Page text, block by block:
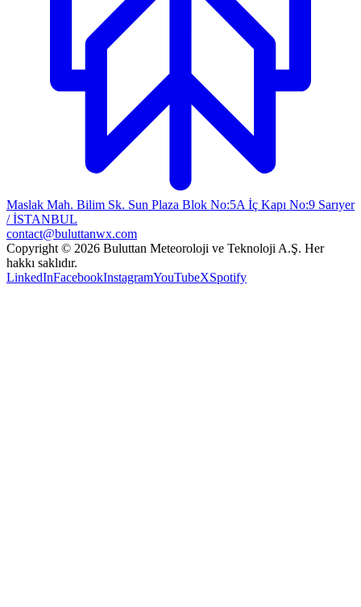
Maslak Mah. Bilim Sk. Sun Plaza Blok No:5A İç Kapı No:9 Sarıyer
/ İSTANBUL
contact@buluttanwx.com
Copyright © 2026 Buluttan Meteoroloji ve Teknoloji A.Ş. Her
hakkı saklıdır.
LinkedInFacebookInstagramYouTubeXSpotify